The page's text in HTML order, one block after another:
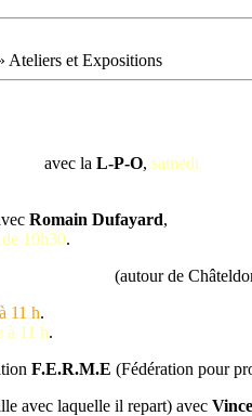
Ateliers et Expositions
avec la L-P-O, samedi
Romain Dufayard,
10h30.
(autour de
11 h.
à 11 h.
F.E.R.M.E (Fédération pour
avec laquelle il repart) avec